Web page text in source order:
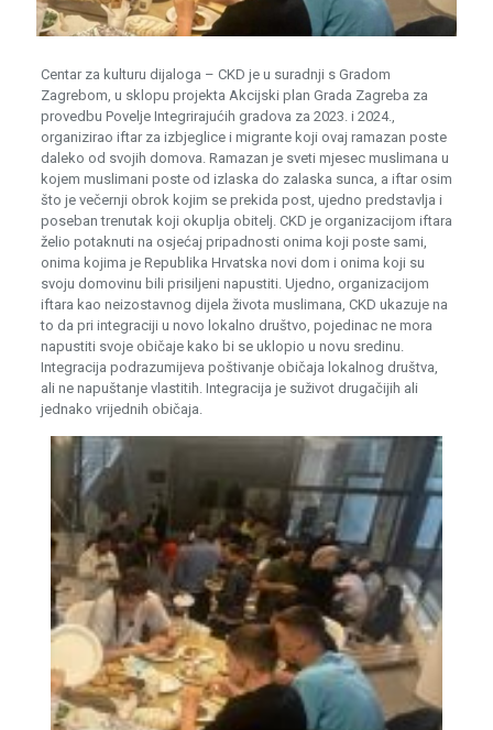
Centar za kulturu dijaloga – CKD je u suradnji s Gradom
Zagrebom, u sklopu projekta Akcijski plan Grada Zagreba za
provedbu Povelje Integrirajućih gradova za 2023. i 2024.,
organizirao iftar za izbjeglice i migrante koji ovaj ramazan poste
daleko od svojih domova. Ramazan je sveti mjesec muslimana u
kojem muslimani poste od izlaska do zalaska sunca, a iftar osim
što je večernji obrok kojim se prekida post, ujedno predstavlja i
poseban trenutak koji okuplja obitelj. CKD je organizacijom iftara
želio potaknuti na osjećaj pripadnosti onima koji poste sami,
onima kojima je Republika Hrvatska novi dom i onima koji su
svoju domovinu bili prisiljeni napustiti. Ujedno, organizacijom
iftara kao neizostavnog dijela života muslimana, CKD ukazuje na
to da pri integraciji u novo lokalno društvo, pojedinac ne mora
napustiti svoje običaje kako bi se uklopio u novu sredinu.
Integracija podrazumijeva poštivanje običaja lokalnog društva,
ali ne napuštanje vlastitih. Integracija je suživot drugačijih ali
jednako vrijednih običaja.